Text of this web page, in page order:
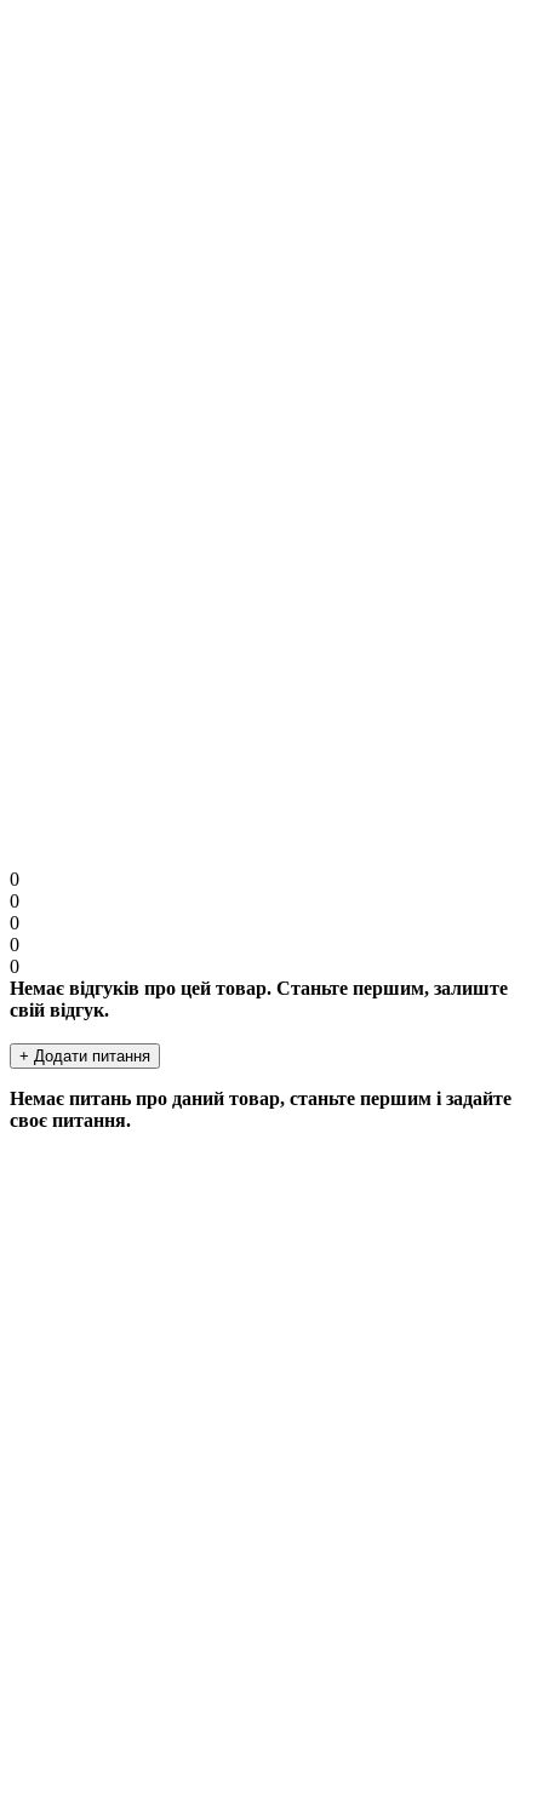
0
0
0
0
0
Немає відгуків про цей товар. Станьте першим, залиште
свій відгук.
+ Додати питання
Немає питань про даний товар, станьте першим і задайте
своє питання.